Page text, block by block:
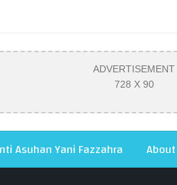
ADVERTISEMENT
728 X 90
Asuhan Yani Fazzahra